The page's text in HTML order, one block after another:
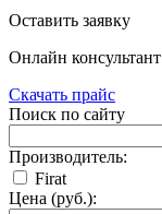
Оставить заявку
Онлайн консультант
Скачать прайс
Поиск по сайту
Производитель:
Firat
Цена (руб.):